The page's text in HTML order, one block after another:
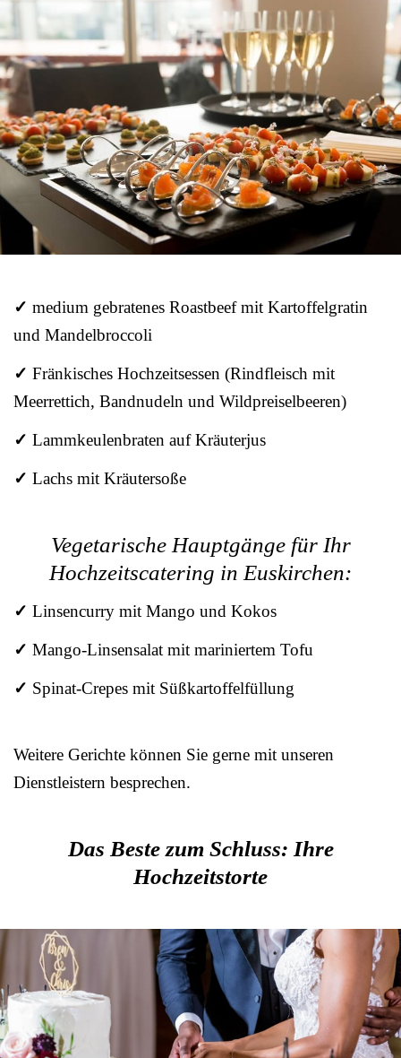
✓ medium gebratenes Roastbeef mit Kartoffelgratin
und Mandelbroccoli
✓ Fränkisches Hochzeitsessen (Rindfleisch mit
Meerrettich, Bandnudeln und Wildpreiselbeeren)
✓ Lammkeulenbraten auf Kräuterjus
✓ Lachs mit Kräutersoße
Vegetarische Hauptgänge für Ihr
Hochzeitscatering in Euskirchen:
✓ Linsencurry mit Mango und Kokos
✓ Mango-Linsensalat mit mariniertem Tofu
✓ Spinat-Crepes mit Süßkartoffelfüllung
Weitere Gerichte können Sie gerne mit unseren
Dienstleistern besprechen.
Das Beste zum Schluss: Ihre
Hochzeitstorte